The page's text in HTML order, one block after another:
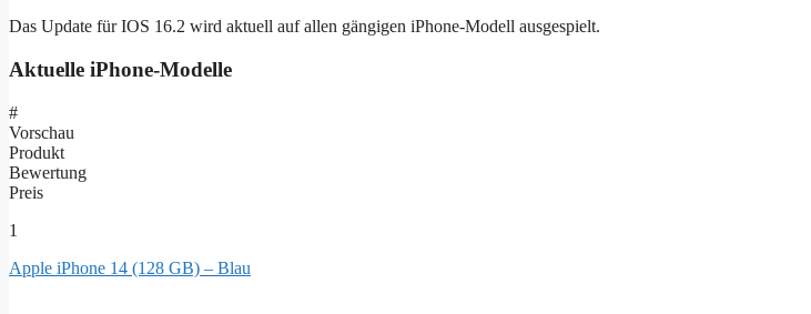
Das Update für IOS 16.2 wird aktuell auf allen gängigen iPhone-Modell ausgespielt.
Aktuelle iPhone-Modelle
#
Vorschau
Produkt
Bewertung
Preis
1
Apple iPhone 14 (128 GB) – Blau